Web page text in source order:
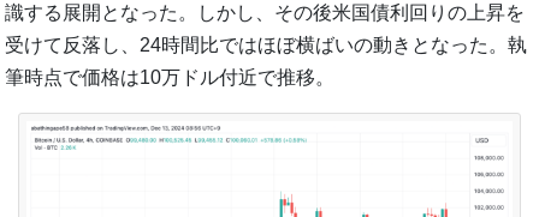
識する展開となった。しかし、その後米国債利回りの上昇を
受けて反落し、24時間比ではほぼ横ばいの動きとなった。執
筆時点で価格は10万ドル付近で推移。